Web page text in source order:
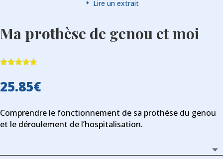
Lire un extrait
Ma prothèse de genou et moi
basé sur
notations
25.85€
Comprendre le fonctionnement de sa prothèse du genou
et le déroulement de l’hospitalisation.